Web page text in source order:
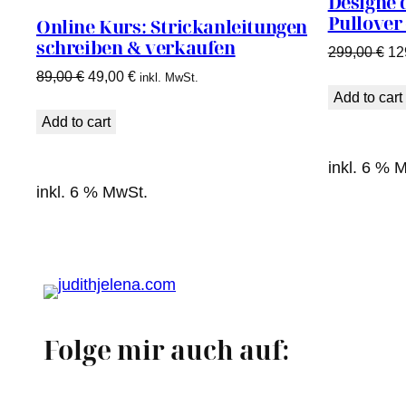
ANGEBOT
Online Kurs: Strickanleitungen
schreiben & verkaufen
89,00€ Ursprünglicher
war:
49,00 €Aktueller
inkl. MwSt.
Add to cart
inkl. 6 % MwSt.
299,00€
war:
Add to cart
inkl. 6 %
Folge mir auch auf: